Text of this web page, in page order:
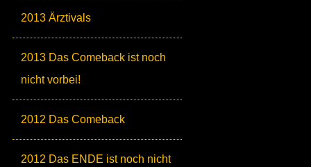
2013 Ärztivals
2013 Das Comeback ist noch
nicht vorbei!
2012 Das Comeback
2012 Das ENDE ist noch nicht